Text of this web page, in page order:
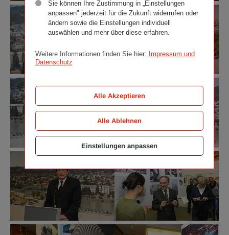
Sie können Ihre Zustimmung in „Einstellungen
anpassen" jederzeit für die Zukunft widerrufen oder
ändern sowie die Einstellungen individuell
auswählen und mehr über diese erfahren.
Weitere Informationen finden Sie hier: Impressum und
Datenschutz
Einstellungen anpassen
Alle Ablehnen
Alle Akzeptieren